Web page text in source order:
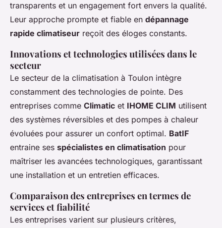
transparents et un engagement fort envers la qualité.
Leur approche prompte et fiable en dépannage
rapide climatiseur reçoit des éloges constants.
Innovations et technologies utilisées dans le
secteur
Le secteur de la climatisation à Toulon intègre
constamment des technologies de pointe. Des
entreprises comme Climatic et IHOME CLIM utilisent
des systèmes réversibles et des pompes à chaleur
évoluées pour assurer un confort optimal. BatIF
entraine ses spécialistes en climatisation pour
maîtriser les avancées technologiques, garantissant
une installation et un entretien efficaces.
Comparaison des entreprises en termes de
services et fiabilité
Les entreprises varient sur plusieurs critères,